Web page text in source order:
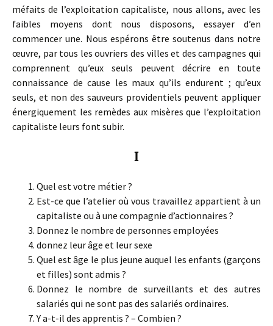
méfaits de l’exploitation capitaliste, nous allons, avec les
faibles moyens dont nous disposons, essayer d’en
commencer une. Nous espérons être soutenus dans notre
œuvre, par tous les ouvriers des villes et des campagnes qui
comprennent qu’eux seuls peuvent décrire en toute
connaissance de cause les maux qu’ils endurent ; qu’eux
seuls, et non des sauveurs providentiels peuvent appliquer
énergiquement les remèdes aux misères que l’exploitation
capitaliste leurs font subir.
I
Quel est votre métier ?
Est-ce que l’atelier où vous travaillez appartient à un
capitaliste ou à une compagnie d’actionnaires ?
Donnez le nombre de personnes employées
donnez leur âge et leur sexe
Quel est âge le plus jeune auquel les enfants (garçons
et filles) sont admis ?
Donnez le nombre de surveillants et des autres
salariés qui ne sont pas des salariés ordinaires.
Y a-t-il des apprentis ? – Combien ?